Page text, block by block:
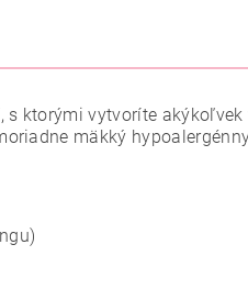
ktorými vytvoríte akýkoľvek
mäkký